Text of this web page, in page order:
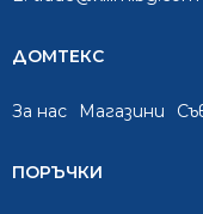
ДОМТЕКС
За нас Mагазини
ПОРЪЧКИ